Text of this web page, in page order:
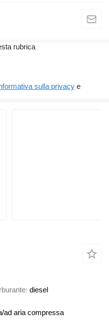
rubrica
sulla privacy e
diesel
ad aria compressa